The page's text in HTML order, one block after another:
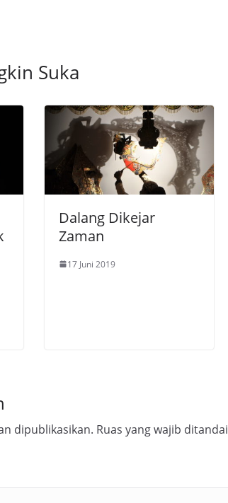
Suka
Dalang Dikejar
Zaman
17 Juni 2019
dipublikasikan. Ruas yang wajib ditandai